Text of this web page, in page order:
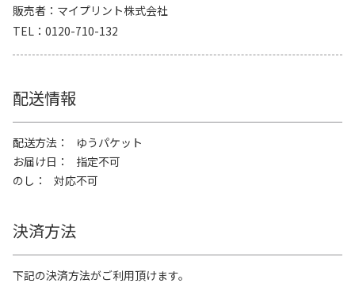
販売者
マイプリント株式会社
TEL
0120-710-132
配送情報
配送方法
ゆうパケット
お届け日
指定不可
のし
対応不可
決済方法
下記の決済方法がご利用頂けます。